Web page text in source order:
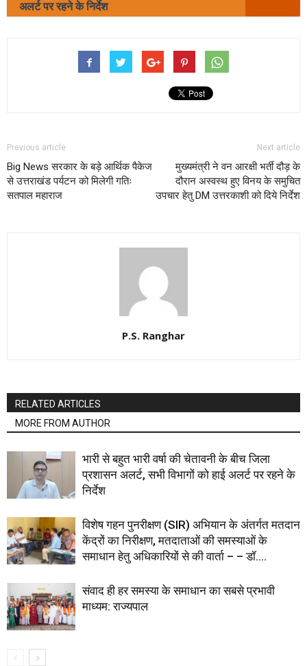
अलर्ट पर रहने के निर्देश
Previous article
Big News सरकार के बड़े आर्थिक पैकेज
से उत्तराखंड पर्यटन को मिलेगी गतिः
सतपाल महाराज
Next article
मुख्यमंत्री ने वन आरक्षी भर्ती दौड़ के
दौरान अस्वस्थ हुए विनय के समुचित
उपचार हेतु DM उत्तरकाशी को दिये निर्देश
P.S. Ranghar
RELATED ARTICLES
MORE FROM AUTHOR
भारी से बहुत भारी वर्षा की चेतावनी के बीच जिला
प्रशासन अलर्ट, सभी विभागों को हाई अलर्ट पर रहने के
निर्देश
विशेष गहन पुनरीक्षण (SIR) अभियान के अंतर्गत मतदान
केंद्रों का निरीक्षण, मतदाताओं की समस्याओं के
समाधान हेतु अधिकारियों से की वार्ता – – डॉ....
संवाद ही हर समस्या के समाधान का सबसे प्रभावी
माध्यम: राज्यपाल